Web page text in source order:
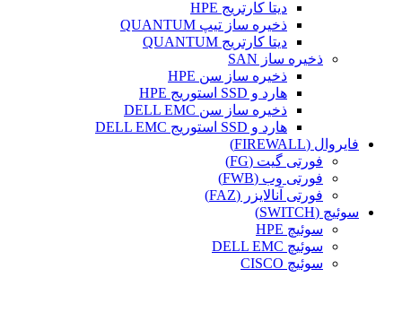
دیتا کارتریج HPE
ذخیره ساز تیپ QUANTUM
دیتا کارتریج QUANTUM
ذخیره ساز SAN
ذخیره ساز سن HPE
هارد و SSD استوریج HPE
ذخیره ساز سن DELL EMC
هارد و SSD استوریج DELL EMC
فایروال (FIREWALL)
فورتی گیت (FG)
فورتی وب (FWB)
فورتی آنالایزر (FAZ)
سوئیچ (SWITCH)
سوئیچ HPE
سوئیچ DELL EMC
سوئیچ CISCO